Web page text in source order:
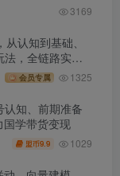
3169
认知到基础、
法，全链路实战
会员专属 1325
认知、前期准备
学带货变现
盟币9.9 1029